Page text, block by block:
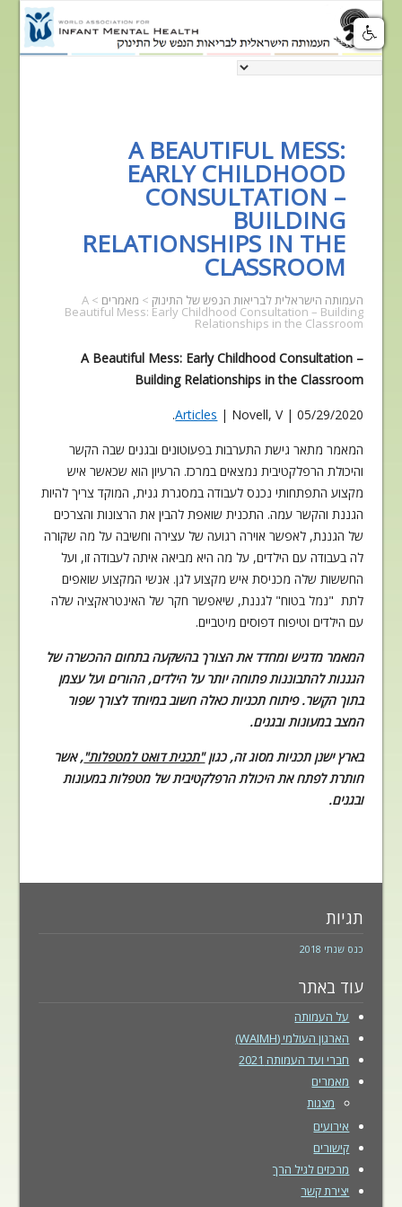
A BEAUTIFUL MESS:
EARLY CHILDHOOD
CONSULTATION –
BUILDING
RELATIONSHIPS IN THE
CLASSROOM
העמותה הישראלית לבריאות הנפש של התינוק > מאמרים >
A
Beautiful Mess: Early Childhood Consultation – Building
Relationships in the Classroom
A Beautiful Mess: Early Childhood Consultation –
Building Relationships in the Classroom
05/29/2020 |
Articles | Novell, V.
המאמר מתאר גישת התערבות בפעוטונים ובגנים שבה הקשר
והיכולת הרפלקטיבית נמצאים במרכז. הרעיון הוא שכאשר איש
מקצוע התפתחותי נכנס לעבודה במסגרת גנית, המוקד צריך להיות
הגננת והקשר עמה. התכנית שואפת להבין את הרצונות והצרכים
של הגננת, לאפשר אוירה רגועה של עצירה וחשיבה על מה שקורה
לה בעבודה עם הילדים, על מה היא מביאה איתה לעבודה זו, ועל
החששות שלה מכניסת איש מקצוע לגן. אנשי המקצוע שואפים
לתת "נמל בטוח" לגננת, שיאפשר חקר של האינטראקציה שלה
עם הילדים וטיפוח דפוסים מיטביים.
המאמר מדגיש ומחדד את הצורך בהשקעה בתחום ההכשרה של
הגננות להתבוננות פתוחה יותר על הילדים, ההורים ועל עצמן
בתוך הקֶשר. פיתוח תכניות כאלה חשוב במיוחד לצורך שפור
המצב במעונות ובגנים.
בארץ ישנן תכניות מסוג זה, כגון"תכנית דואט למטפלות", אשר
חותרת לפתח את היכולת הרפלקטיבית של מטפלות במעונות
ובגנים.
תגיות
כנס שנתי 2018
עוד באתר
על העמותה
הארגון העולמי (WAIMH)
חברי ועד העמותה 2021
מאמרים
מצגות
אירועים
קישורים
מרכזים לגיל הרך
יצירת קשר